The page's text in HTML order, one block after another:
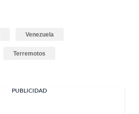
Venezuela
Terremotos
PUBLICIDAD